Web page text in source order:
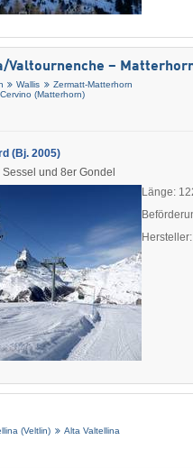
–
Wallis
Zermatt-Matterhorn
(Matterhorn)
(Bj. 2005)
und 8er Gondel
Länge:
(Veltlin) Alta Valtellina